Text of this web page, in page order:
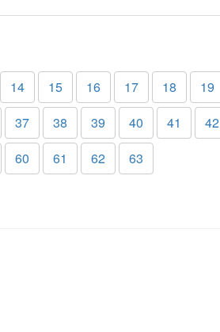
14 15 16 17 18 19
37 38 39 40 41 42
60 61 62 63